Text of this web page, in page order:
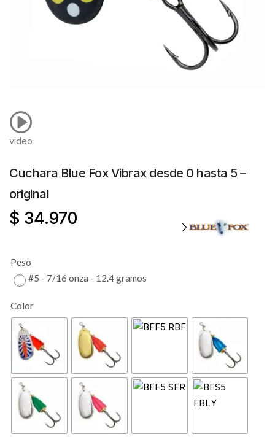
video
Cuchara Blue Fox Vibrax desde 0 hasta 5 –
original
$ 34.970
Peso
#5 - 7/16 onza - 12.4 gramos
Color